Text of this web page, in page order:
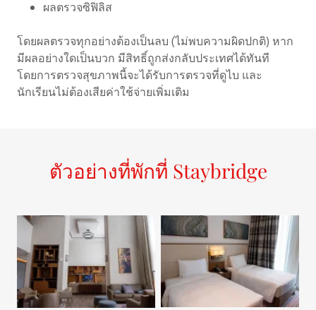
ผลตรวจซิฟิลิส
โดยผลตรวจทุกอย่างต้องเป็นลบ (ไม่พบความผิดปกติ) หาก
มีผลอย่างใดเป็นบวก มีสิทธิ์ถูกส่งกลับประเทศได้ทันที
โดยการตรวจสุขภาพนี้จะได้รับการตรวจที่ดูไบ และ
นักเรียนไม่ต้องเสียค่าใช้จ่ายเพิ่มเติม
ตัวอย่างที่พักที่ Staybridge